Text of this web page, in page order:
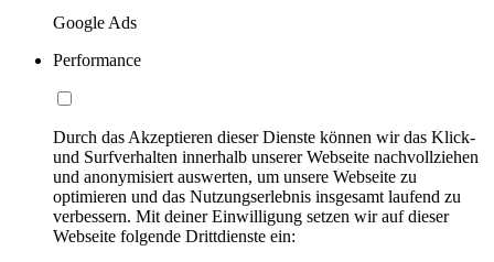
Google Ads
Performance
Durch das Akzeptieren dieser Dienste können wir das Klick-
und Surfverhalten innerhalb unserer Webseite nachvollziehen
und anonymisiert auswerten, um unsere Webseite zu
optimieren und das Nutzungserlebnis insgesamt laufend zu
verbessern. Mit deiner Einwilligung setzen wir auf dieser
Webseite folgende Drittdienste ein: